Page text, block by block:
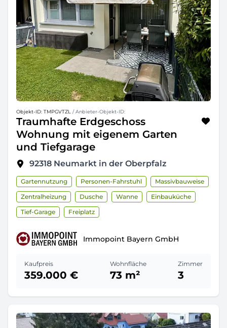
Objekt-ID: TMPGVTZL / Anbieter-Objekt-ID:
Traumhafte Erdgeschoss
Wohnung mit eigenem Garten
und Tiefgarage
92318 Neumarkt in der Oberpfalz
Gartennutzung Personen-Fahrstuhl
Massivbauweise
Zentralheizung
Dusche Wanne
Einbauküche
Tief-Garage
Freiplatz
Immopoint Bayern GmbH
Kaufpreis
359.000 €
Wohnfläche
73 m²
Zimmer
3